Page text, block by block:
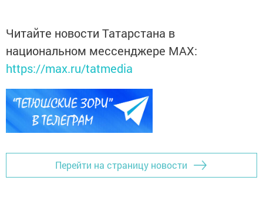
Читайте новости Татарстана в
национальном мессенджере MАХ:
https://max.ru/tatmedia
Перейти на страницу новости